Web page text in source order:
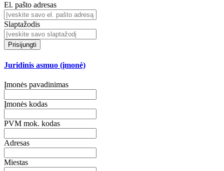
El. pašto adresas
Slaptažodis
Prisijungti
Juridinis asmuo (įmonė)
Įmonės pavadinimas
Įmonės kodas
PVM mok. kodas
Adresas
Miestas